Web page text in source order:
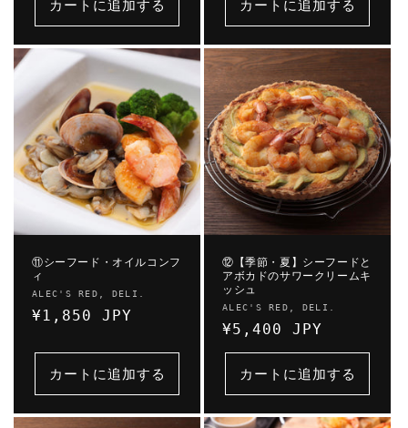
カートに追加する
格
カートに追加する
⑪シーフード・オイルコンフ
ィ
販
売
ALEC'S RED, DELI.
通
価
¥1,850 JPY
カートに追加する
⑫【季節・夏】シーフードと
アボカドのサワークリームキ
ッシュ
販
売
ALEC'S RED, DELI.
通
常
格
¥5,400 JPY
カートに追加する